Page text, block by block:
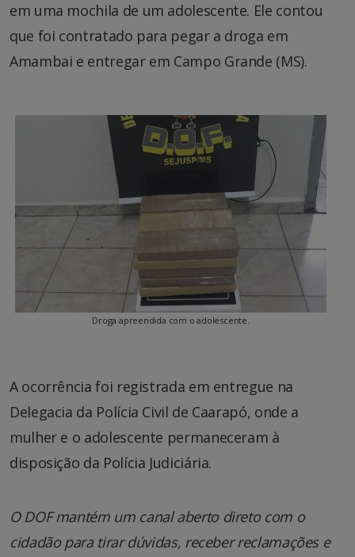
em uma mochila de um adolescente. Ele contou
que foi contratado para pegar a droga em
Amambai e entregar em Campo Grande (MS).
Droga apreendida com o adolescente.
A ocorrência foi registrada em entregue na
Delegacia da Polícia Civil de Caarapó, onde a
mulher e o adolescente permaneceram à
disposição da Polícia Judiciária.
O DOF mantém um canal aberto direto com o
cidadão para tirar dúvidas, receber reclamações e